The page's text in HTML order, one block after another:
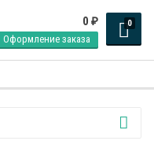
0
0 ₽
Оформление заказа